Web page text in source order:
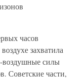
часов
захватила
воздушные силы
Советские части,